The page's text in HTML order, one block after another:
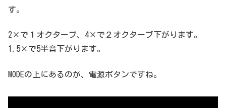
す。
2×で１オクターブ、4×で２オクターブ下がります。
1.5×で5半音下がります。
MODEの上にあるのが、電源ボタンですね。